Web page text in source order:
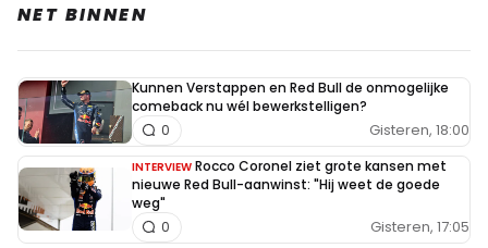
NET BINNEN
Kunnen Verstappen en Red Bull de onmogelijke
comeback nu wél bewerkstelligen?
Gisteren, 18:00
0
INTERVIEW Rocco Coronel ziet grote kansen met
nieuwe Red Bull-aanwinst: "Hij weet de goede
weg"
Gisteren, 17:05
0